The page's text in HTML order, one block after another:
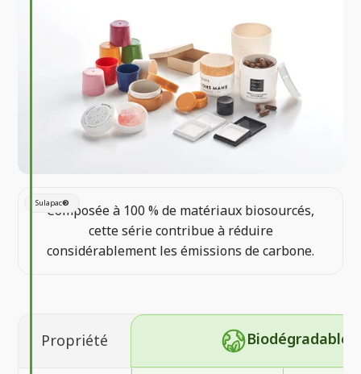
Sulapac®
Composée à 100 % de matériaux biosourcés,
cette série contribue à réduire
considérablement les émissions de carbone.
Propriété Biodégradable